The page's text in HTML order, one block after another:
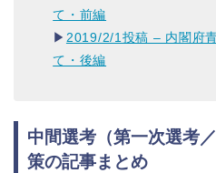
て・前編
▶︎ 2019/2/1投稿 – 内閣府
て・後編
中間選考（第一次選考
策の記事まとめ